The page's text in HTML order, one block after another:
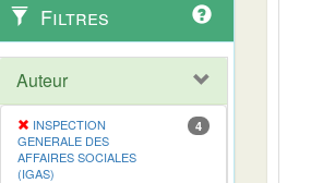
Filtres
Auteur
INSPECTION
GENERALE DES
AFFAIRES SOCIALES
(IGAS)
4